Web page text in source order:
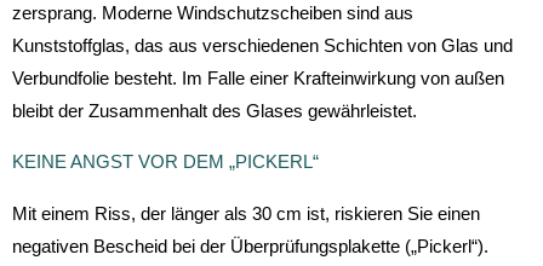
zersprang. Moderne Windschutzscheiben sind aus
Kunststoffglas, das aus verschiedenen Schichten von Glas und
Verbundfolie besteht. Im Falle einer Krafteinwirkung von außen
bleibt der Zusammenhalt des Glases gewährleistet.
KEINE ANGST VOR DEM „PICKERL“
Mit einem Riss, der länger als 30 cm ist, riskieren Sie einen
negativen Bescheid bei der Überprüfungsplakette („Pickerl“).